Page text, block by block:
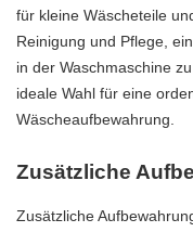
für kleine Wäscheteile
Reinigung und Pflege,
in der Waschmaschine
ideale Wahl für eine
Wäscheaufbewahrung.
Zusätzliche
Zusätzliche